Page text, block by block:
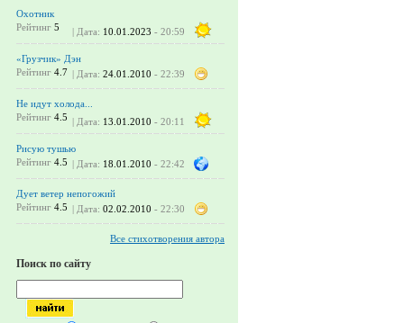
Охотник
Рейтинг 5 | Дата: 10.01.2023 - 20:59
«Грузчик» Дэн
Рейтинг 4.7 | Дата: 24.01.2010 - 22:39
Не идут холода...
Рейтинг 4.5 | Дата: 13.01.2010 - 20:11
Рисую тушью
Рейтинг 4.5 | Дата: 18.01.2010 - 22:42
Дует ветер непогожий
Рейтинг 4.5 | Дата: 02.02.2010 - 22:30
Все стихотворения автора
Поиск по сайту